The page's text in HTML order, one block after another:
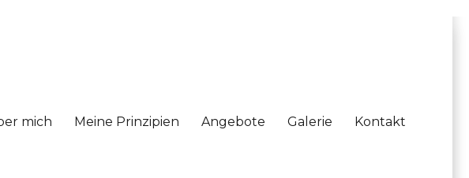
mich Meine Prinzipien Angebote Galerie Kontakt